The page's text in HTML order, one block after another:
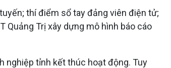
thí điểm sổ tay đảng viên điện tử;
Quảng Trị xây dựng mô hình báo cáo
nghiệp tỉnh kết thúc hoạt động. Tuy